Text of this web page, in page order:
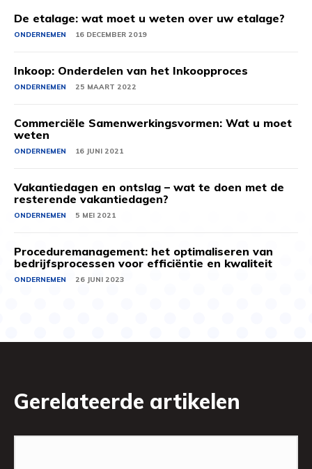
De etalage: wat moet u weten over uw etalage?
ONDERNEMEN 16 DECEMBER 2019
Inkoop: Onderdelen van het Inkoopproces
ONDERNEMEN 25 MAART 2022
Commerciële Samenwerkingsvormen: Wat u moet
weten
ONDERNEMEN 16 JUNI 2021
Vakantiedagen en ontslag – wat te doen met de
resterende vakantiedagen?
ONDERNEMEN 5 MEI 2021
Proceduremanagement: het optimaliseren van
bedrijfsprocessen voor efficiëntie en kwaliteit
ONDERNEMEN 26 JUNI 2023
Gerelateerde artikelen